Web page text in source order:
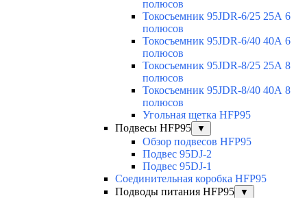
полюсов
Токосъемник 95JDR-6/25 25А 6
полюсов
Токосъемник 95JDR-6/40 40А 6
полюсов
Токосъемник 95JDR-8/25 25А 8
полюсов
Токосъемник 95JDR-8/40 40А 8
полюсов
Угольная щетка HFP95
Подвесы HFP95
▼
Обзор подвесов HFP95
Подвес 95DJ-2
Подвес 95DJ-1
Соединительная коробка HFP95
Подводы питания HFP95
▼